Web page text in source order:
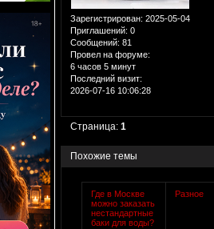
Зарегистрирован: 2025-05-04
Приглашений: 0
Сообщений: 81
Провел на форуме:
6 часов 5 минут
Последний визит:
2026-07-16 10:06:28
Страница:1
Похожие темы
Где в Москве
можно заказать
нестандартные
баки для воды?
Разное